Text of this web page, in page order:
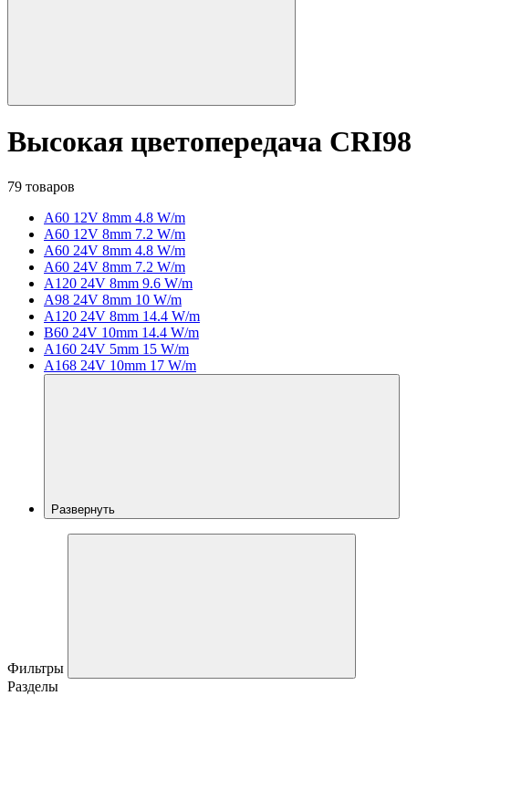
Высокая цветопередача CRI98
79 товаров
A60 12V 8mm 4.8 W/m
A60 12V 8mm 7.2 W/m
A60 24V 8mm 4.8 W/m
A60 24V 8mm 7.2 W/m
A120 24V 8mm 9.6 W/m
A98 24V 8mm 10 W/m
A120 24V 8mm 14.4 W/m
B60 24V 10mm 14.4 W/m
A160 24V 5mm 15 W/m
A168 24V 10mm 17 W/m
Развернуть
Фильтры
Разделы